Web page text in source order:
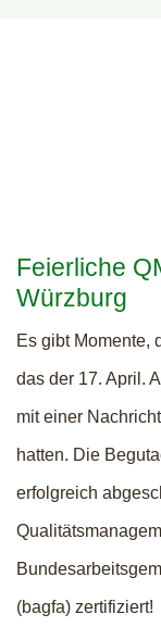
Feierliche
Würzburg
Es gibt Momente,
das der 17. April.
mit einer
hatten. Die
erfolgreich
(bagfa) zertifiziert!